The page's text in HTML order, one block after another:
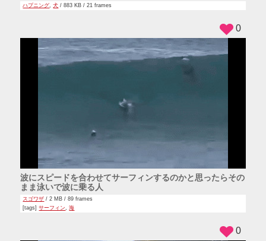
ハプニング ,犬 / 883 KB / 21 frames
波にスピードを合わせてサーフィンするのかと思ったらその
まま泳いで波に乗る人
スゴワザ / 2 MB / 89 frames
[tags]サーフィン ,海
0
0